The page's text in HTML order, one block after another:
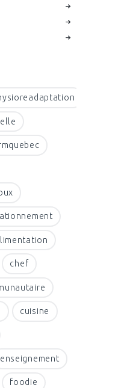
chef
cuisine
enseignement
foodie